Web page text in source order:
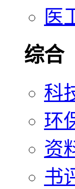
医
综合
科
环
资
书